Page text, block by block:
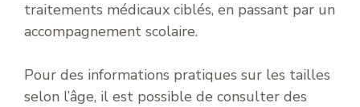
traitements médicaux ciblés, en passant par un
accompagnement scolaire.
Pour des informations pratiques sur les tailles
selon l’âge, il est possible de consulter des